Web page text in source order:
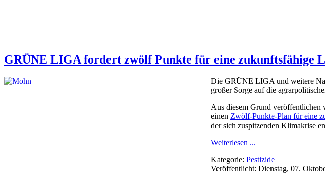
GRÜNE LIGA fordert zwölf Punkte für eine zukunftsfähige
Die GRÜNE LIGA und weitere
großer Sorge auf die
Aus diesem Grund veröffentlichen
einen Zwölf-Punkte-Plan für eine
der sich zuspitzenden Klimakrise
Weiterlesen ...
Kategorie: Pestizide
Veröffentlicht: Dienstag, 07.